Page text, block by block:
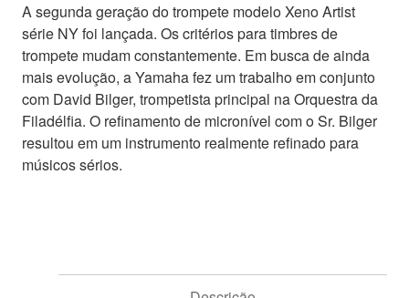
A segunda geração do trompete modelo Xeno Artist
série NY foi lançada. Os critérios para timbres de
trompete mudam constantemente. Em busca de ainda
mais evolução, a Yamaha fez um trabalho em conjunto
com David Bilger, trompetista principal na Orquestra da
Filadélfia. O refinamento de micronível com o Sr. Bilger
resultou em um instrumento realmente refinado para
músicos sérios.